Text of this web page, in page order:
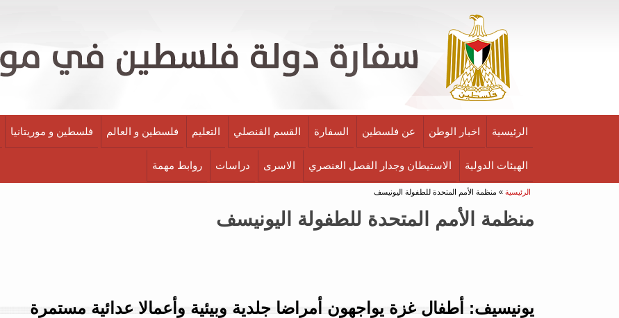
الرئيسية اخبار الوطن عن فلسطين السفارة القسم القنصلي التعليم فلسطين و العالم فلسطين و موريتانيا
الهيئات الدولية الاستيطان وجدار الفصل العنصري الاسرى دراسات روابط مهمة
أنت هنا
الرئيسية » منظمة الأمم المتحدة للطفولة اليونيسف
منظمة الأمم المتحدة للطفولة اليونيسف
يونيسيف: أطفال غزة يواجهون أمراضا جلدية وبيئية وأعمالا عدائية مستمرة